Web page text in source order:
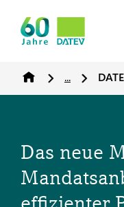
...
Das neue